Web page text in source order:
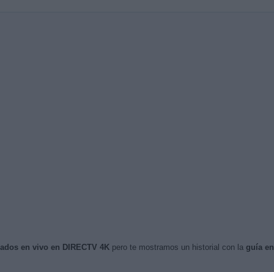
en vivo en DIRECTV 4Kpero te mostramos un historial con la guía